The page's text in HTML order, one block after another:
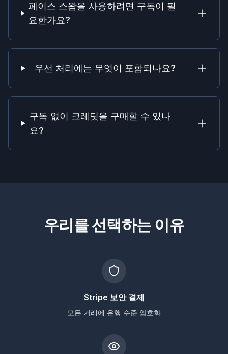
페이스 스왑을 사용하려면 구독이 필
요한가요?
우선 처리에는 무엇이 포함되나요?
구독 없이 크레딧을 구매할 수 있나
요?
우리를 선택하는 이유
Stripe 보안 결제
모든 거래에 은행 수준 암호화